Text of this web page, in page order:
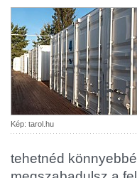
Kép: tarol.hu
tehetnéd